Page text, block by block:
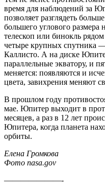
время для наблюдений за
позволяет разглядеть
большего углового
телескоп или бинокль
четыре крупных спутника
Каллисто. А на диске
параллельные экватору, и
меняется: появляются и
цвета, завихрения меняют
В прошлом году
мае. Юпитер выходит в
месяцев, а раз в 12 лет
Юпитера, когда планета
орбиты.
Елена Громкова
Фото nasa.gov
———————-